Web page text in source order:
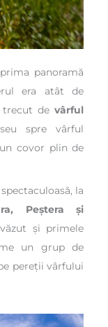
panoramă
era atât de
trecut devârful
spre vârful
covor plin de
la
Peștera și
și primele
un grup de
pereții vârfului